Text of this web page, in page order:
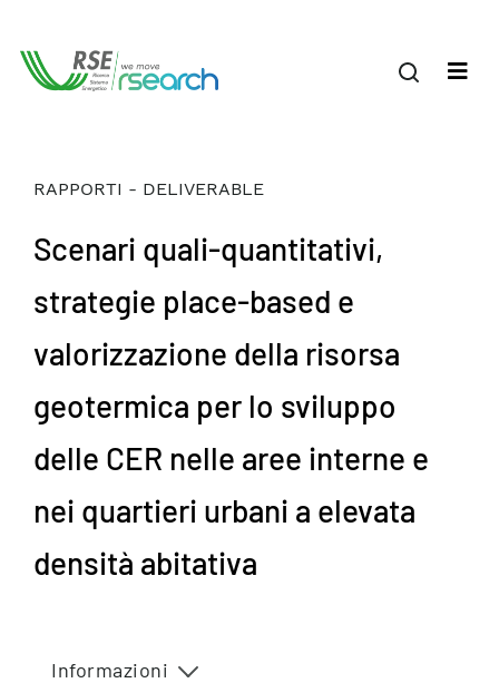
RAPPORTI - DELIVERABLE
Scenari quali-quantitativi,
strategie place-based e
valorizzazione della risorsa
geotermica per lo sviluppo
delle CER nelle aree interne e
nei quartieri urbani a elevata
densità abitativa
Informazioni